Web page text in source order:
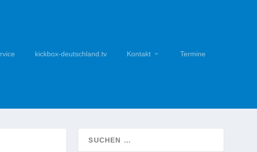
kickbox-deutschland.tv Kontakt Termine